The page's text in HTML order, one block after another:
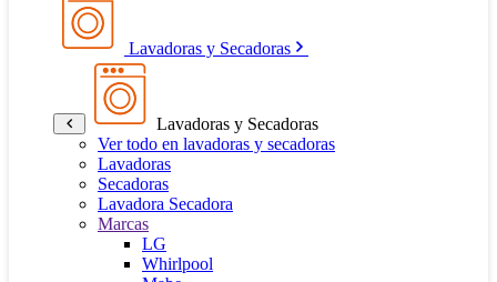
Lavadoras y Secadoras
Lavadoras y Secadoras
Ver todo en lavadoras y secadoras
Lavadoras
Secadoras
Lavadora Secadora
Marcas
LG
Whirlpool